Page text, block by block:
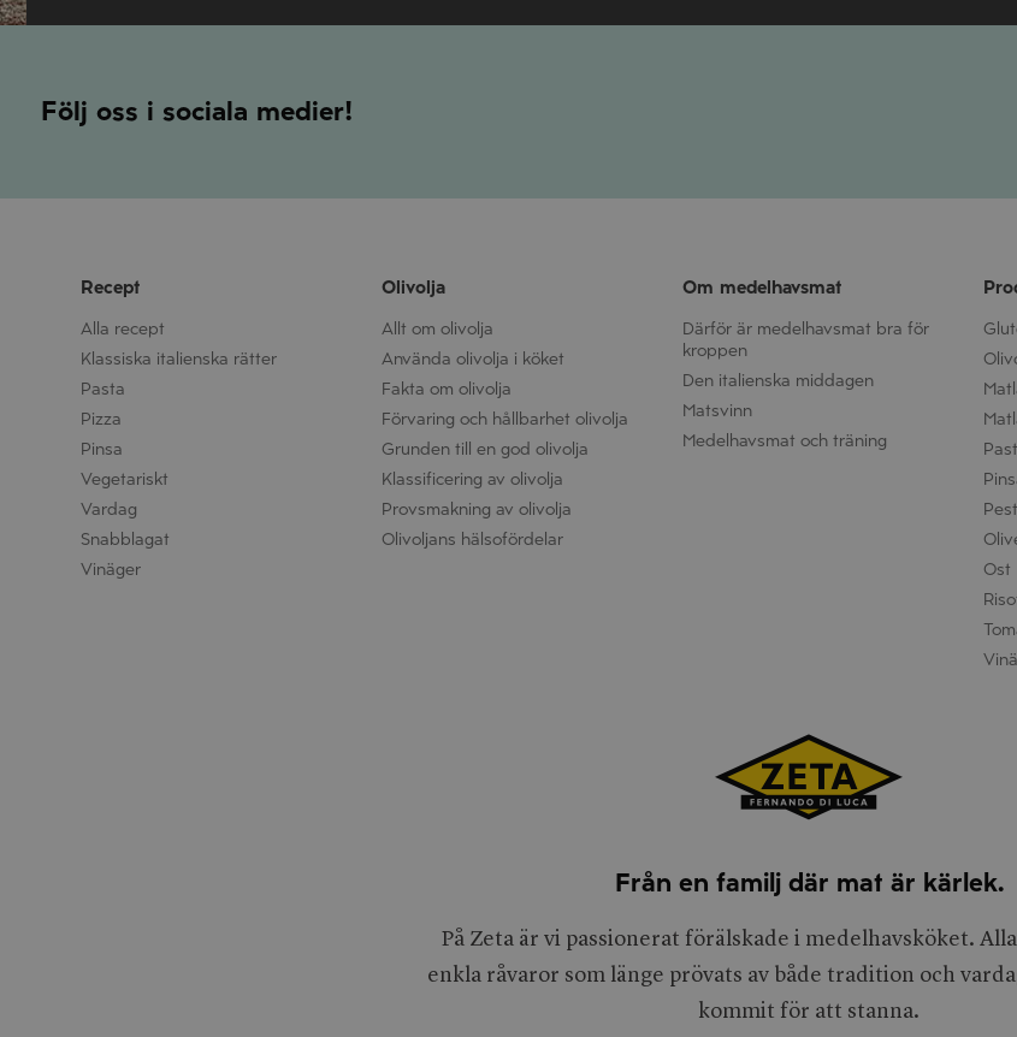
Följ oss i sociala medier!
Recept
Alla recept
Klassiska italienska rätter
Pasta
Pizza
Pinsa
Vegetariskt
Vardag
Snabblagat
Vinäger
Olivolja
Allt om olivolja
Använda olivolja i köket
Fakta om olivolja
Förvaring och hållbarhet olivolja
Grunden till en god olivolja
Klassificering av olivolja
Provsmakning av olivolja
Olivoljans hälsofördelar
Om medelhavsmat
Därför är medelhavsmat bra för
kroppen
Den italienska middagen
Matsvinn
Medelhavsmat och träning
Ost
Från en familj där mat är kärlek.
På Zeta är vi passionerat förälskade i medelhavsköket.
enkla råvaror som länge prövats av både tradition och
kommit för att stanna.